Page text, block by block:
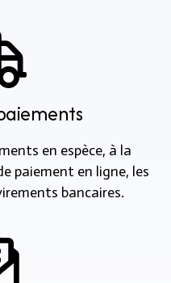
en espèce, à la
paiement en ligne, les
bancaires.